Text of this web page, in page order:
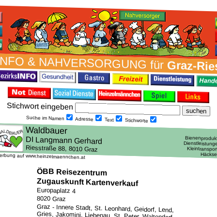
& NAH­VER­SORG­UNG fürGraz-
Stich­wort ein­geben
Suche im Namen Adresse Text Stich­worte
auf www.heinzelmaennchen.at
ÖBB Reisezentrum
Zugauskunft Kartenverkauf
Europaplatz 4
8020 Graz
Graz - Innere Stadt, St. Leonhard, Geidorf, Lend,
Gries, Jakomini, Liebenau, St. Peter, Waltendorf,
Ries, Mariatrost, Andritz, Gösting, Eggenberg,
Wetzelsdorf, Straßgang und Puntigam /